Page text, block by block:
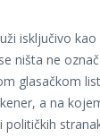
isključivo
ništa ne
glasačkom
a na
političkih